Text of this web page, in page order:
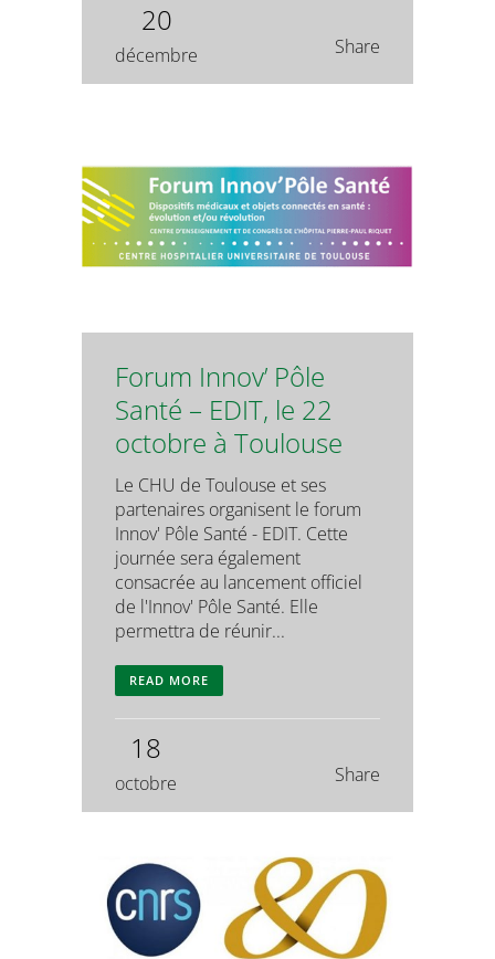
20
décembre Share
Forum Innov’ Pôle
Santé – EDIT, le 22
octobre à Toulouse
Le CHU de Toulouse et ses
partenaires organisent le forum
Innov' Pôle Santé - EDIT. Cette
journée sera également
consacrée au lancement officiel
de l'Innov' Pôle Santé. Elle
permettra de réunir...
READ MORE
18
octobre Share